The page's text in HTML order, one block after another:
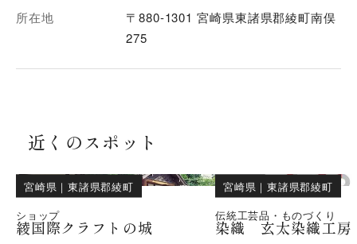
所在地
〒880-1301 宮崎県東諸県郡綾町南俣
275
近くのスポット
宮崎県 ｜東諸県郡綾町
ショップ
綾国際クラフトの城
宮崎県 ｜東諸県郡綾町
伝統工芸品・ものづくり
染織 玄太染織工房